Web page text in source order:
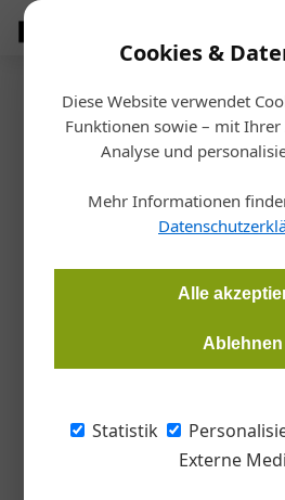
Cookies &
Diese Website verwendet
Funktionen sowie – mit
Analyse und
Mehr Informationen
Alle
Ablehnen
Statistik
Externe
Startseite /
Oberösterreich
Kein Bock
Konjunkturflaute: Wer im Wohnbau
wenig zu lachen – und so schnell
„Endlich wieder Lust aufs